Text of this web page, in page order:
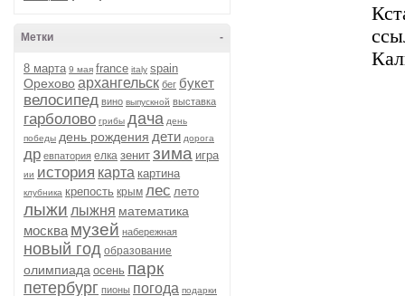
-
Метки
8 марта 9 мая france italy spain
Ореховоархангельск бег букет
велосипед вино выпускной выставка
гарболово грибы дача день
победы день рождения дети дорога
др евпатория елка зенит зима игра
ии история карта картина
клубника крепость крым лес лето
лыжи лыжня математика
москва музей набережная
новый год образование
олимпиада осень парк
петербург пионы погода подарки